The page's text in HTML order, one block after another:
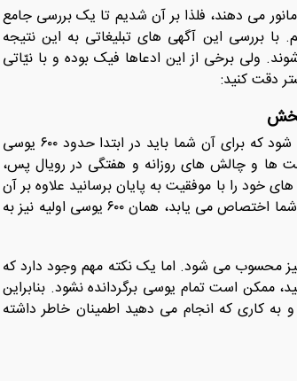
می دهند، فلذا بر آن شدیم تا یک بررسی جامع
با بررسی این آگهی های تبلیغاتی به این نتیجه
ولی برخی از این ادعاها فیک بوده و با نیّاتی
دقت کنید:
رویال پس یکی از روش ‌های نسبتا معروف در گیم پابجی موبایل شناخته می شود که برای آن شما باید در ابتدا حدود ۶۰۰ یوسی
‌ها و چالش ‌های روزانه و هفتگی در رویال پس،
خود را با موفقیت به پایان برسانید علاوه بر آن
که کلی جایزه جذاب و گاه کمیاب مثل اسکین گان، لباس و آیتم ‌های ویژه به شما اختصاص می یابد، همان ۶۰۰ یوسی اولیه نیز به
محسوب می شود. اما یک نکته مهم وجود دارد که
ممکن است تمام یوسی برگردانده نشود. بنابراین
به کاری که انجام می دهید اطمینان خاطر داشته